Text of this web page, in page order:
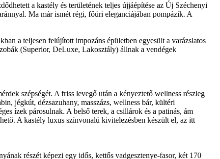
a kastély és területének teljes újjáépítése az Új Széchenyi
Ma már ismét régi, főúri eleganciájában pompázik. A
a teljesen felújított impozáns épületben egyesült a varázslatos
(Superior, DeLuxe, Lakosztály) állnak a vendégek
szépségét. A friss levegő után a kényeztető wellness részleg
jégkút, dézsazuhany, masszázs, wellness bár, kültéri
ízek párosulnak. A belső terek, a csillárok és a patinás, ám
A kastély luxus színvonalú kivitelezésben készült el, az itt
részét képezi egy idős, kettős vadgesztenye-fasor, két 170